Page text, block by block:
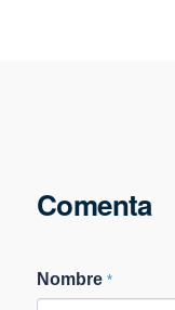
Comenta
Nombre *